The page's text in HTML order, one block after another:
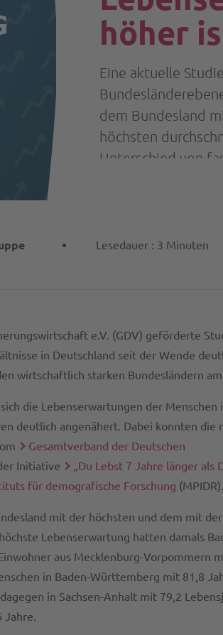
höher
Eine aktuelle
dem Bundesland
höchsten
Unterschied von
Lesedauer : 3 Minuten
e.V. (GDV) geförderte
in Deutschland seit der Wende
wirtschaftlich starken Bundesländern
die Lebenserwartungen der Menschen
deutlich angenähert. Dabei konnten die
Gesamtverband der Deutschen
Initiative
„Du Lebst 7 Jahre länger als
für demografische Forschung (MPIDR).
mit der höchsten und dem mit
Lebenserwartung hatten damals
aus Mecklenburg-Vorpommern
in Baden-Württemberg mit 81,8
in Sachsen-Anhalt mit 79,2
Jahre.